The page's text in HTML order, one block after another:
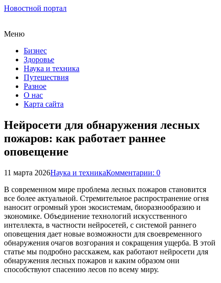
Новостной портал
Меню
Бизнес
Здоровье
Наука и техника
Путешествия
Разное
О нас
Карта сайта
Нейросети для обнаружения лесных
пожаров: как работает раннее
оповещение
11 марта 2026Наука и техникаКомментарии: 0
В современном мире проблема лесных пожаров становится
все более актуальной. Стремительное распространение огня
наносит огромный урон экосистемам, биоразнообразию и
экономике. Объединение технологий искусственного
интеллекта, в частности нейросетей, с системой раннего
оповещения дает новые возможности для своевременного
обнаружения очагов возгорания и сокращения ущерба. В этой
статье мы подробно расскажем, как работают нейросети для
обнаружения лесных пожаров и каким образом они
способствуют спасению лесов по всему миру.